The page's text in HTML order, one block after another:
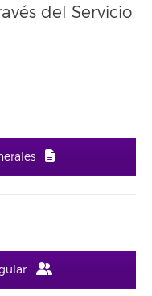
del Servicio